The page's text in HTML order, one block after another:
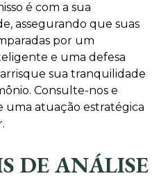
é com a sua
assegurando que suas
por um
e uma defesa
sua tranquilidade
Consulte-nos e
uma atuação estratégica
DE ANÁLISE